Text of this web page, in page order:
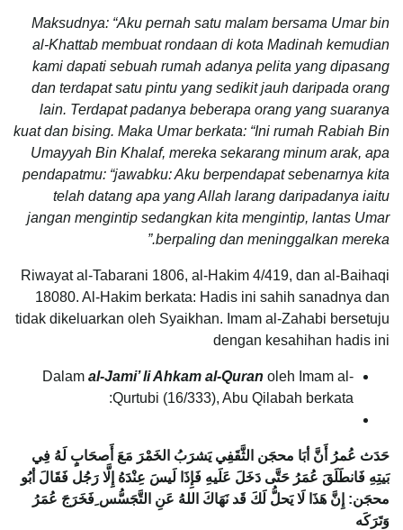
Maksudnya: “Aku pernah satu malam bersama Umar bin
al-Khattab membuat rondaan di kota Madinah kemudian
kami dapati sebuah rumah adanya pelita yang dipasang
dan terdapat satu pintu yang sedikit jauh daripada orang
lain. Terdapat padanya beberapa orang yang suaranya
kuat dan bising. Maka Umar berkata: “Ini rumah Rabiah Bin
Umayyah Bin Khalaf, mereka sekarang minum arak, apa
pendapatmu: “jawabku: Aku berpendapat sebenarnya kita
telah datang apa yang Allah larang daripadanya iaitu
jangan mengintip sedangkan kita mengintip, lantas Umar
berpaling dan meninggalkan mereka.”
Riwayat al-Tabarani 1806, al-Hakim 4/419, dan al-Baihaqi
18080. Al-Hakim berkata: Hadis ini sahih sanadnya dan
tidak dikeluarkan oleh Syaikhan. Imam al-Zahabi bersetuju
dengan kesahihan hadis ini
Dalam al-Jami’ li Ahkam al-Quran oleh Imam al-
Qurtubi (16/333), Abu Qilabah berkata:
حَدَث عُمرُ أَنَّ أبَا محجَن الثَّقَفِي يَشرَبُ الخَمْرَ مَعَ أَصحَابٍ لَهُ فِي
بَيتِهِ فَانطَلَقَ عُمَرُ حَتَّى دَخَلَ عَلَيهِ فَإِذَا لَيسَ عِنْدَهُ إِلَّا رَجُل فَقَالَ أبُو
محجَن: إِنَّ هَذَا لَا يَحلُّ لَكَ قَد نَهَاكَ اللهُ عَنِ التَّجَسُّس ِفَخَرَجَ عُمَرُ
وَتَرَكَه